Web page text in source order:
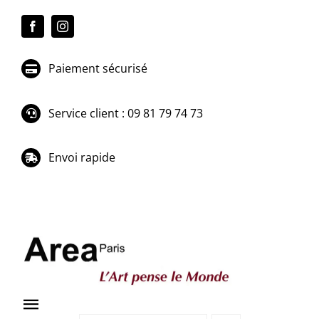
Paiement sécurisé
Service client : 09 81 79 74 73
Envoi rapide